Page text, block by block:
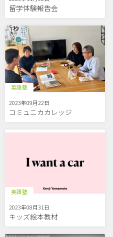
留学体験報告会
英語塾
2023年09月22日
コミュニカカレッジ
英語塾
2023年08月31日
キッズ絵本教材